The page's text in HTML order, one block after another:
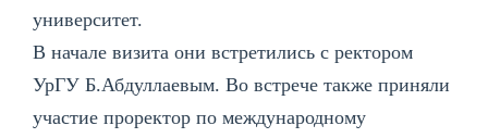
университет.
В начале визита они встретились с ректором
УрГУ Б.Абдуллаевым. Во встрече также приняли
участие проректор по международному